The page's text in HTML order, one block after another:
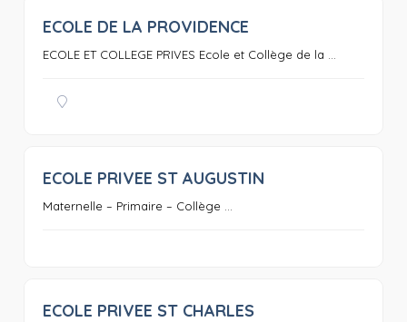
ECOLE DE LA PROVIDENCE
ECOLE ET COLLEGE PRIVES Ecole et Collège de la ...
ECOLE PRIVEE ST AUGUSTIN
Maternelle – Primaire – Collège ...
ECOLE PRIVEE ST CHARLES